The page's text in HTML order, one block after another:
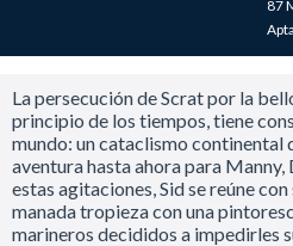
87
La persecución de Scrat por la
principio de los tiempos, tiene
mundo: un cataclismo continental
aventura hasta ahora para Manny,
estas agitaciones, Sid se reúne
manada tropieza con una
marineros decididos a impedirles